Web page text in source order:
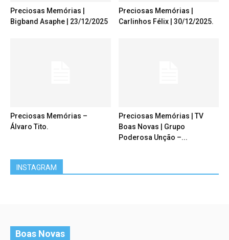
Preciosas Memórias |
Bigband Asaphe | 23/12/2025
Preciosas Memórias |
Carlinhos Félix | 30/12/2025.
Preciosas Memórias –
Álvaro Tito.
Preciosas Memórias | TV
Boas Novas | Grupo
Poderosa Unção –...
INSTAGRAM
Boas Novas